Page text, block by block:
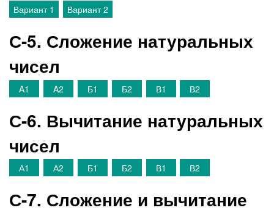
Вариант 1 Вариант 2
С-5. Сложение натуральных
чисел
A1 A2 Б1 Б2 В1 В2
С-6. Вычитание натуральных
чисел
А1 А2 Б1 Б2 В1 В2
С-7. Сложение и вычитание